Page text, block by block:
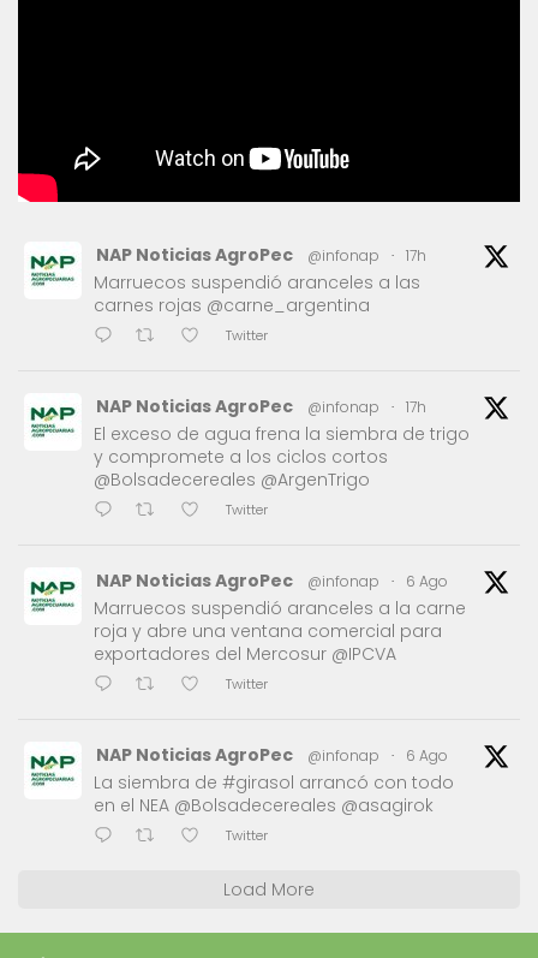
NAP Noticias AgroPec @infonap · 17h
Marruecos suspendió aranceles a las
carnes rojas @carne_argentina
Twitter
NAP Noticias AgroPec @infonap · 17h
El exceso de agua frena la siembra de trigo
y compromete a los ciclos cortos
@Bolsadecereales @ArgenTrigo
Twitter
NAP Noticias AgroPec @infonap · 6 Ago
Marruecos suspendió aranceles a la carne
roja y abre una ventana comercial para
exportadores del Mercosur @IPCVA
Twitter
NAP Noticias AgroPec @infonap · 6 Ago
La siembra de #girasol arrancó con todo
en el NEA @Bolsadecereales @asagirok
Twitter
Load More